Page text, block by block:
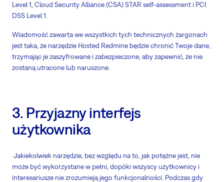
Level 1, Cloud Security Alliance (CSA) STAR self-assessment i PCI
DSS Level 1.
Wiadomość zawarta we wszystkich tych technicznych żargonach
jest taka, że narzędzie Hosted Redmine będzie chronić Twoje dane,
trzymając je zaszyfrowane i zabezpieczone, aby zapewnić, że nie
zostaną utracone lub naruszone.
3. Przyjazny interfejs
użytkownika
Jakiekolwiek narzędzie, bez względu na to, jak potężne jest, nie
może być wykorzystane w pełni, dopóki wszyscy użytkownicy i
interesariusze nie zrozumieją jego funkcjonalności. Podczas gdy